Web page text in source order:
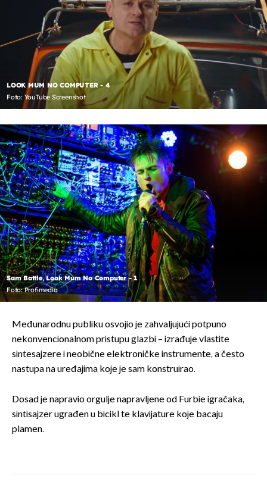
LOOK MUM NO COMPUTER - 4
Foto: YouTube Screenshot
Sam Battle, Look Mum No Computer - 1
Foto: Profimedia
Međunarodnu publiku osvojio je zahvaljujući potpuno
nekonvencionalnom pristupu glazbi – izrađuje vlastite
sintesajzere i neobične elektroničke instrumente, a često
nastupa na uređajima koje je sam konstruirao.
Dosad je napravio orgulje napravljene od Furbie igračaka,
sintisajzer ugrađen u bicikl te klavijature koje bacaju
plamen.